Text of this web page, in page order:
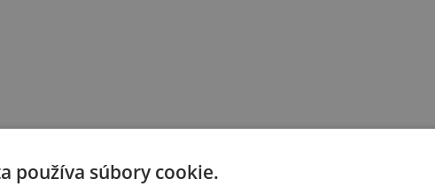
používa súbory cookie.